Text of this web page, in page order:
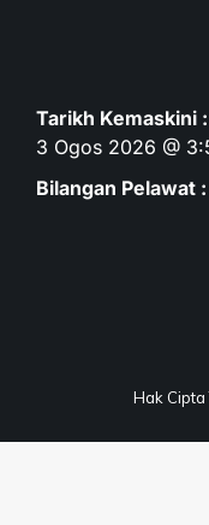
Tarikh Kemaskini :
3 Ogos 2026 @
Bilangan Pelawat :
Hak